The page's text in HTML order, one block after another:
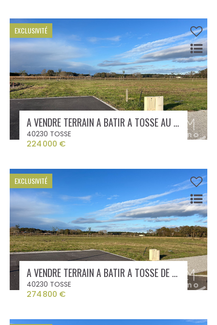
EXCLUSIVITÉ
A VENDRE TERRAIN A BATIR A TOSSE AU CALME DE 560 m²
40230 TOSSE
224 000 €
EXCLUSIVITÉ
A VENDRE TERRAIN A BATIR A TOSSE DE 687 m²
40230 TOSSE
274 800 €